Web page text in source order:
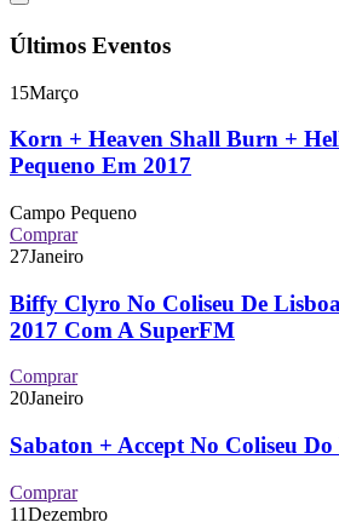
Últimos Eventos
15Março
Korn + Heaven Shall Burn +
Pequeno Em 2017
Campo Pequeno
Comprar
27Janeiro
Biffy Clyro No Coliseu De
2017 Com A SuperFM
Comprar
20Janeiro
Sabaton + Accept No Coliseu
Comprar
11Dezembro